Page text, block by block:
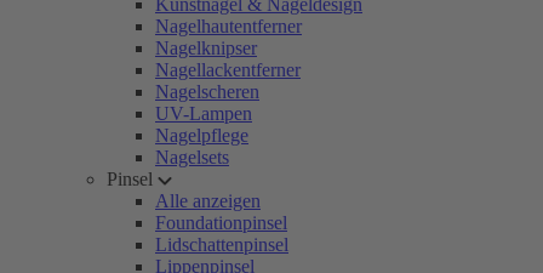
Kunstnägel & Nageldesign
Nagelhautentferner
Nagelknipser
Nagellackentferner
Nagelscheren
UV-Lampen
Nagelpflege
Nagelsets
Pinsel
Alle anzeigen
Foundationpinsel
Lidschattenpinsel
Lippenpinsel